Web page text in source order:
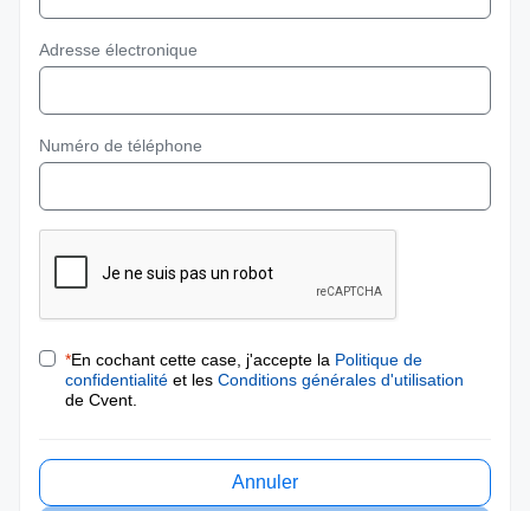
Adresse électronique
Numéro de téléphone
*En cochant cette case, j'accepte la Politique de
confidentialité et les Conditions générales d'utilisation
de Cvent.
Annuler